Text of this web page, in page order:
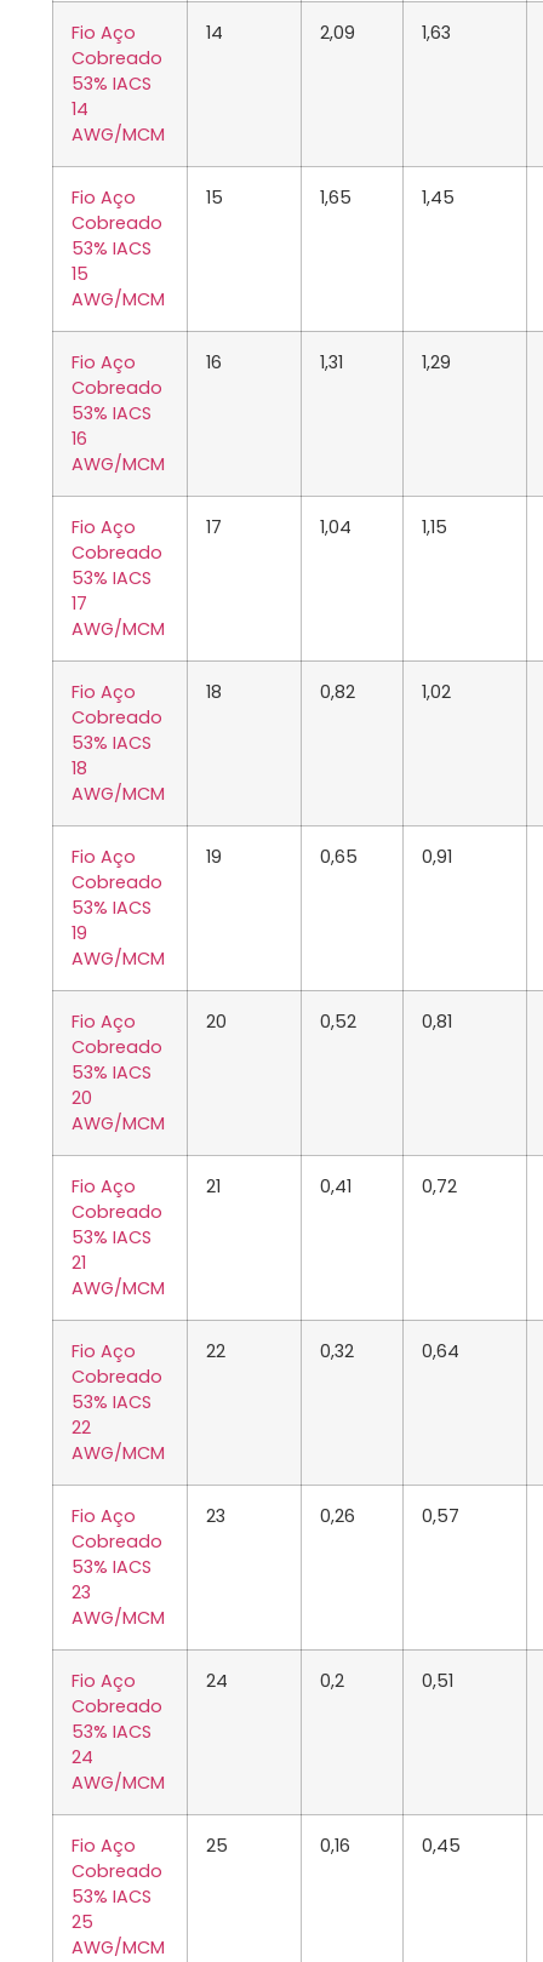
Fio Aço
Cobreado
53% IACS
14
AWG/MCM
14 2,09 1,63
Fio Aço
Cobreado
53% IACS
15
AWG/MCM
15 1,65 1,45
Fio Aço
Cobreado
53% IACS
16
AWG/MCM
16 1,31 1,29
Fio Aço
Cobreado
53% IACS
17
AWG/MCM
17 1,04 1,15
Fio Aço
Cobreado
53% IACS
18
AWG/MCM
18 0,82 1,02
Fio Aço
Cobreado
53% IACS
19
AWG/MCM
19 0,65 0,91
Fio Aço
Cobreado
53% IACS
20
AWG/MCM
20 0,52 0,81
Fio Aço
Cobreado
53% IACS
21
AWG/MCM
21 0,41 0,72
Fio Aço
Cobreado
53% IACS
22
AWG/MCM
22 0,32 0,64
Fio Aço
Cobreado
53% IACS
23
AWG/MCM
23 0,26 0,57
Fio Aço
Cobreado
53% IACS
24
AWG/MCM
24 0,2 0,51
Fio Aço
Cobreado
53% IACS
25
AWG/MCM
25 0,16 0,45